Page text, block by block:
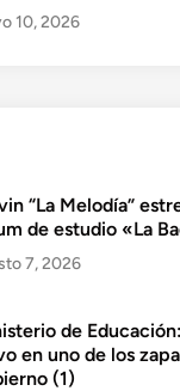
10, 2026
“La Melodía”
de estudio «La
7, 2026
de
en uno de los
(1)